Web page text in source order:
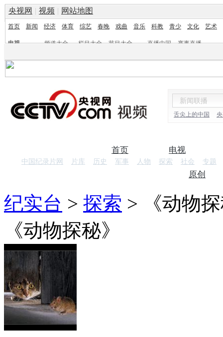
央视网 | 视频 | 网站地图
首页 新闻 经济 体育 综艺 春晚 戏曲 音乐 科教 青少 文化 艺术
电视 频道大全 栏目大全 节目大全 直播中国
赛事直播
舌尖上的中国
首页 电视
中国纪录片网 片库 历史 军事 人物 探索 社会 专题
原创
纪实台 > 探索 >
《动物
《动物探秘》